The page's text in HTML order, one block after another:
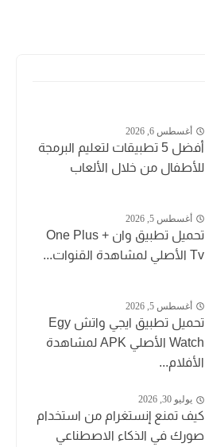
أغسطس 6, 2026
أفضل 5 تطبيقات لتعليم البرمجة
للأطفال من خلال الألعاب
أغسطس 5, 2026
تحميل تطبيق وان + One Plus
Tv الأصلي لمشاهدة القنوات...
أغسطس 5, 2026
تحميل تطبيق ايجي واتش Egy
Watch الأصلي APK لمشاهدة
الأفلام...
يوليو 30, 2026
كيف تمنع إنستغرام من استخدام
صورك في الذكاء الاصطناعي